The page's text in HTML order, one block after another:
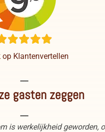
op Klantenvertellen
----
gasten zeggen
----
is werkelijkheid geworden,